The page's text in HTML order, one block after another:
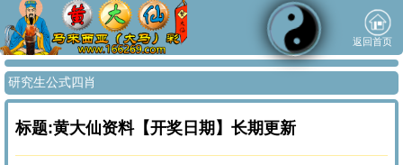
返回首页
研究生公式四肖
标题:黄大仙资料【开奖日期】长期更新